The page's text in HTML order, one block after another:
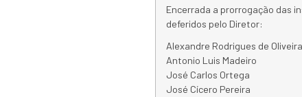
Encerrada a prorrogação das
deferidos pelo Diretor:
Alexandre Rodrigues de Oliveira
Antonio Luis Madeiro
José Carlos Ortega
José Cícero Pereira